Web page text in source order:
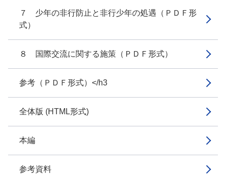
７ 少年の非行防止と非行少年の処遇（ＰＤＦ形
式）
８ 国際交流に関する施策（ＰＤＦ形式）
参考（ＰＤＦ形式）</h3
全体版 (HTML形式)
本編
参考資料